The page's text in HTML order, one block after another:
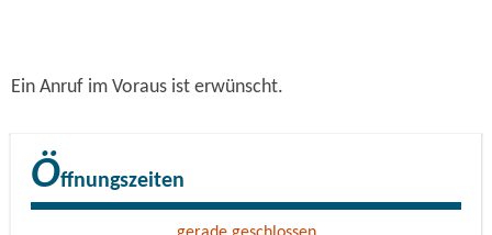
Ein Anruf im Voraus ist erwünscht.
Öffnungszeiten